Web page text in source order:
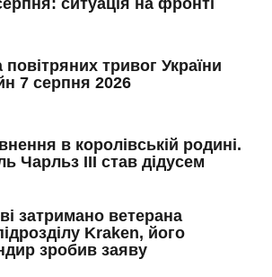
ситуація на фронті
повітряних тривог України
7 серпня 2026
в королівській родині.
Чарльз III став дідусем
затримано ветерана
Kraken, його
зробив заяву